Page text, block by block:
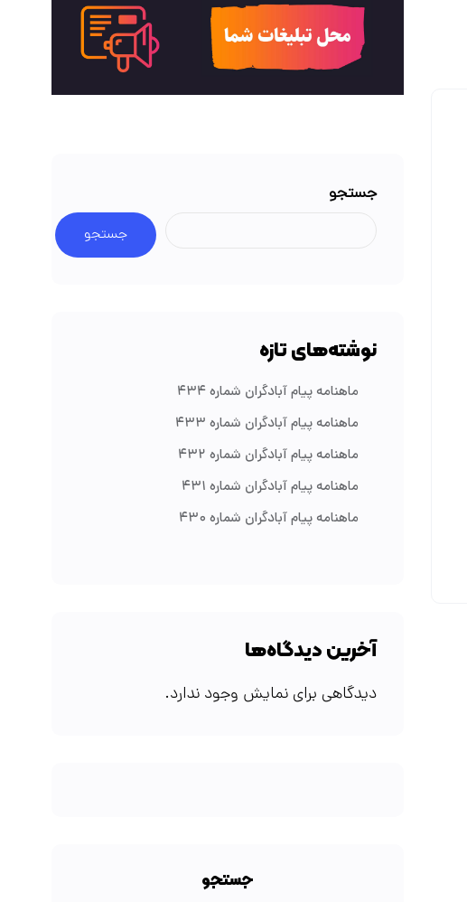
جستجو
جستجو
نوشته‌های تازه
ماهنامه پیام آبادگران شماره ۴۳۴
ماهنامه پیام آبادگران شماره ۴۳۳
ماهنامه پیام آبادگران شماره ۴۳۲
ماهنامه پیام آبادگران شماره ۴۳۱
ماهنامه پیام آبادگران شماره ۴۳۰
آخرین دیدگاه‌ها
دیدگاهی برای نمایش وجود ندارد.
جستجو